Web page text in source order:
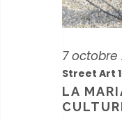
7 octobre
Street Art
LA